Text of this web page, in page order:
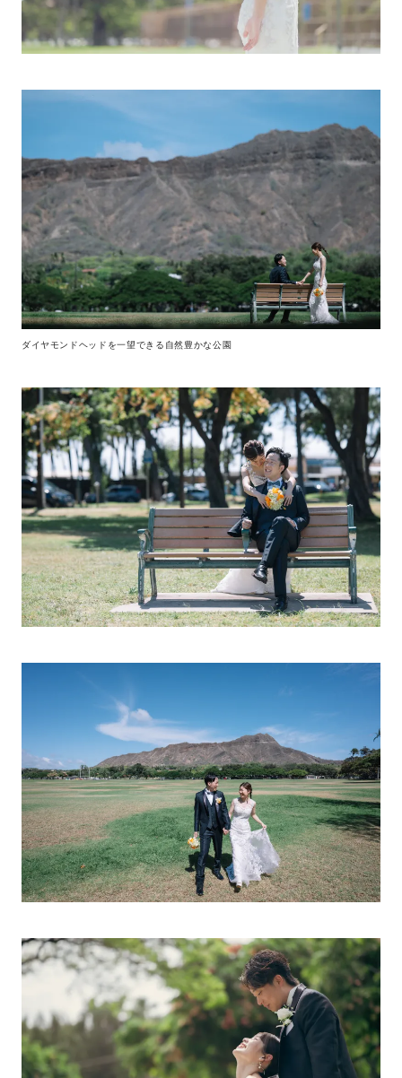
ダイヤモンドヘッドを一望できる自然豊かな公園